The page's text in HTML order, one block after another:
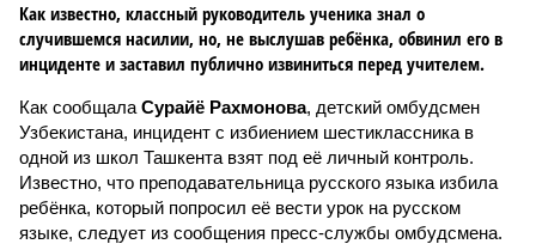
Как известно, классный руководитель ученика знал о
случившемся насилии, но, не выслушав ребёнка, обвинил его в
инциденте и заставил публично извиниться перед учителем.
Как сообщала Сурайё Рахмонова, детский омбудсмен
Узбекистана, инцидент с избиением шестиклассника в
одной из школ Ташкента взят под её личный контроль.
Известно, что преподавательница русского языка избила
ребёнка, который попросил её вести урок на русском
языке, следует из сообщения пресс-службы омбудсмена.